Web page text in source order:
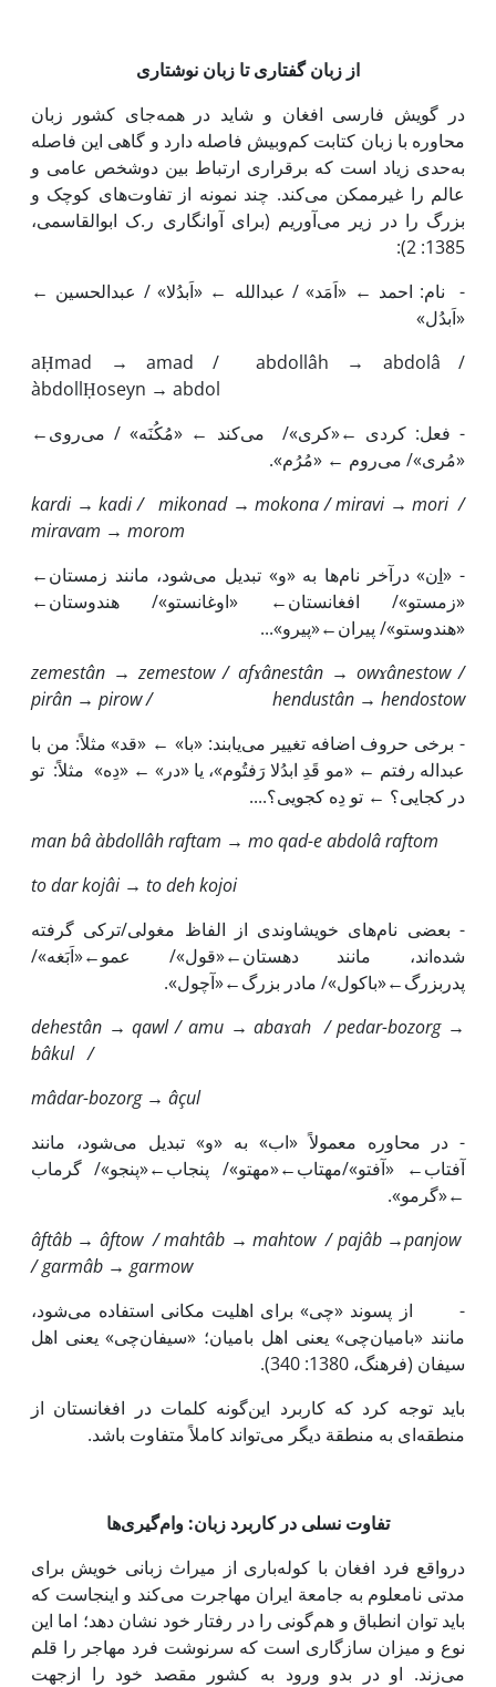
از زبان گفتاری تا زبان نوشتاری
در گویش فارسی افغان و شاید در همه‌جای کشور زبان
محاوره با زبان کتابت کم‌وبیش فاصله دارد و گاهی این فاصله
به‌حدی زیاد است که برقراری ارتباط بین دوشخص عامی و
عالم را غیرممکن می‌کند. چند نمونه از تفاوت‌های کوچک و
بزرگ را در زیر می‌آوریم (برای آوانگاری ر.ک ابوالقاسمی،
1385: 2):
- نام: احمد ← «اَمَد» / عبدالله ← «اَبدُلا» / عبدالحسین ←
«اَبدُل»
aḤmad → amad / abdollâh → abdolâ /
àbdollḤoseyn → abdol
- فعل: کردی ←«کری»/ می‌کند ← «مُکُنَه» / می‌روی←
«مُری»/ می‌روم ← «مُرُم».
kardi → kadi/ mikonad → mokona/miravi → mori/
miravam → morom
- «ان» درآخر نام‌ها به «و» تبدیل می‌شود، مانند زمستان←
«زمستو»/ افغانستان← «اوغانستو»/ هندوستان←
«هندوستو»/ پیران←«پیرو»...
zemestân → zemestow/afɤânestân → owɤânestow/
pirân → pirow / hendustân → hendostow
- برخی حروف اضافه تغییر می‌یابند: «با» ← «قد» مثلاً: من با
عبداله رفتم ← «مو قَدِ ابدُلا رَفتُوم»، یا «در» ← «دِه» مثلاً: تو
در کجایی؟ ← تو دِه کجویی؟....
man bâ àbdollâh raftam → mo qad-e abdolâ raftom
to dar kojâi → to deh kojoi
- بعضی نام‌های خویشاوندی از الفاظ مغولی/ترکی گرفته
شده‌اند، مانند دهستان←«قول»/ عمو←«اَبَغه»/
پدربزرگ←«باکول»/ مادر بزرگ←«آچول».
dehestân → qawl / amu → abaɤah / pedar-bozorg →
bâkul /
mâdar-bozorg → âçul
- در محاوره معمولاً «اب» به «و» تبدیل می‌شود، مانند
آفتاب← «آفتو»/مهتاب←«مهتو»/ پنجاب←«پنجو»/ گرماب
←«گرمو».
âftâb → âftow / mahtâb → mahtow / pajâb →panjow
/ garmâb → garmow
- از پسوند «چی» برای اهلیت مکانی استفاده می‌شود،
مانند «بامیان‌چی» یعنی اهل بامیان؛ «سیفان‌چی» یعنی اهل
سیفان (فرهنگ، 1380: 340).
باید توجه کرد که کاربرد این‌گونه کلمات در افغانستان از
منطقه‌ای به منطقة دیگر می‌تواند کاملاً متفاوت باشد.
تفاوت نسلی در کاربرد زبان: ‌وام‌گیری‌ها
درواقع فرد افغان با کوله‌باری از میراث زبانی خویش برای
مدتی نامعلوم به جامعة ایران مهاجرت می‌کند و اینجاست که
باید توان انطباق و هم‌گونی را در رفتار خود نشان دهد؛ اما این
نوع و میزان سازگاری است که سرنوشت فرد مهاجر را قلم
می‌زند. او در بدو ورود به کشور مقصد خود را ازجهت